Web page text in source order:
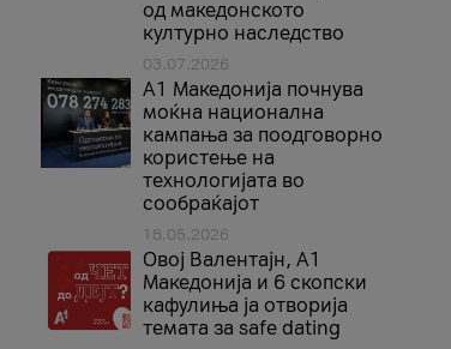
од македонското
културно наследство
03.07.2026
A1 Македонија почнува
моќна национална
кампања за поодговорно
користење на
технологијата во
сообраќајот
18.05.2026
Овој Валентајн, A1
Македонија и 6 скопски
кафулиња ја отворија
темата за safe dating